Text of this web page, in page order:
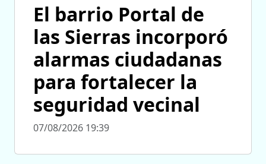
El barrio Portal de
las Sierras incorporó
alarmas ciudadanas
para fortalecer la
seguridad vecinal
07/08/2026 19:39